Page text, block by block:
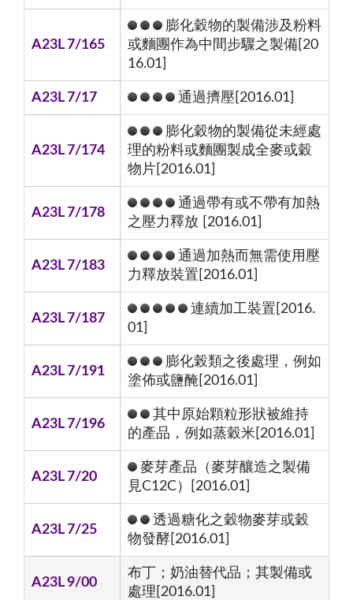
A23L 7/165
膨化穀物的製備涉及粉料
或麵團作為中間步驟之製備[20
16.01]
A23L 7/17 通過擠壓[2016.01]
A23L 7/174
膨化穀物的製備從未經處
理的粉料或麵團製成全麥或穀
物片[2016.01]
A23L 7/178
通過帶有或不帶有加熱
之壓力釋放 [2016.01]
A23L 7/183
通過加熱而無需使用壓
力釋放裝置[2016.01]
A23L 7/187
連續加工裝置[2016.
01]
A23L 7/191
膨化榖類之後處理，例如
塗佈或鹽醃[2016.01]
A23L 7/196
其中原始顆粒形狀被維持
的產品，例如蒸穀米[2016.01]
A23L 7/20
麥芽產品（麥芽釀造之製備
見C12C）[2016.01]
A23L 7/25
透過糖化之穀物麥芽或穀
物發酵[2016.01]
A23L 9/00
布丁；奶油替代品；其製備或
處理[2016.01]